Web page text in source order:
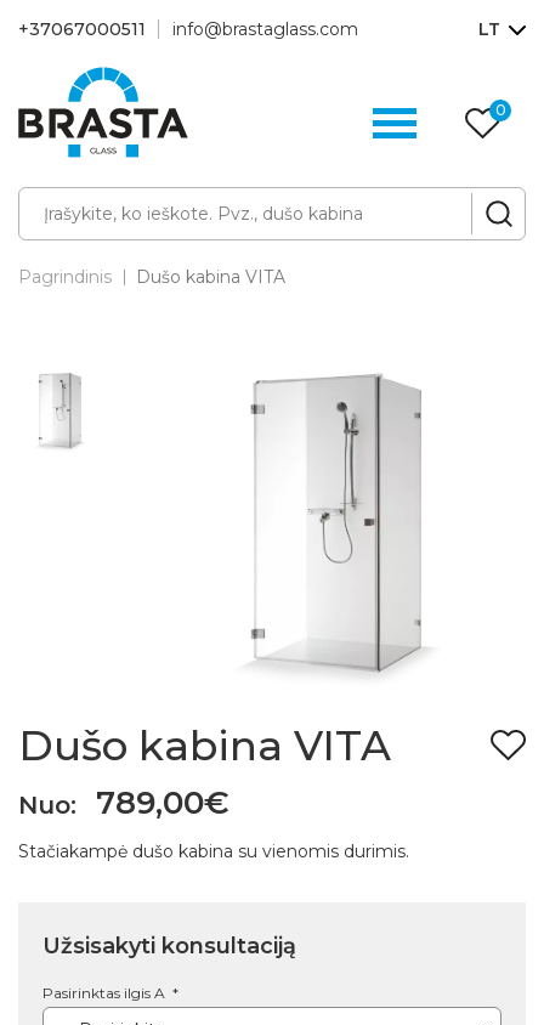
+37067000511 info@brastaglass.com LT
0
Pagrindinis Dušo kabina VITA
Dušo kabina VITA
Nuo: 789,00€
Stačiakampė dušo kabina su vienomis durimis.
Užsisakyti konsultaciją
Pasirinktas ilgis A